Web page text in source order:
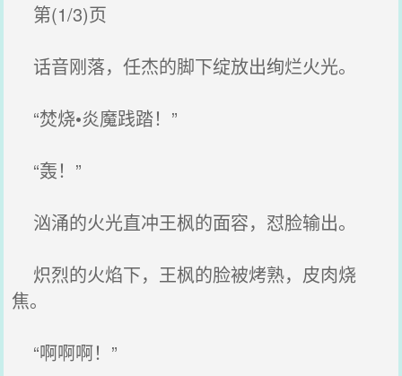
第(1/3)页
话音刚落，任杰的脚下绽放出绚烂火光。
“焚烧•炎魔践踏！”
“轰！”
汹涌的火光直冲王枫的面容，怼脸输出。
炽烈的火焰下，王枫的脸被烤熟，皮肉烧
焦。
“啊啊啊！”